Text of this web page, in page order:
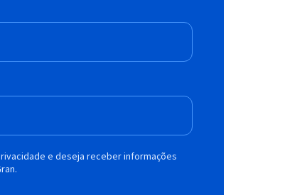
e deseja receber informações